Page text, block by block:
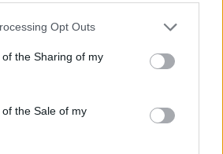
app uses one or more Google
or usage behaviour. You may click to
to Google and its third-party tags to
specified purposes in below Google
Opt Outs
the Sharing of my
the Sale of mydolgozott fel a